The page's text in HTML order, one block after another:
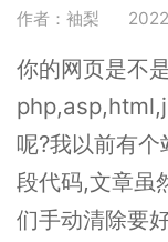
作者：袖梨
你的网页是不
呢?我以前有
段代码,文章虽
们手动清除要